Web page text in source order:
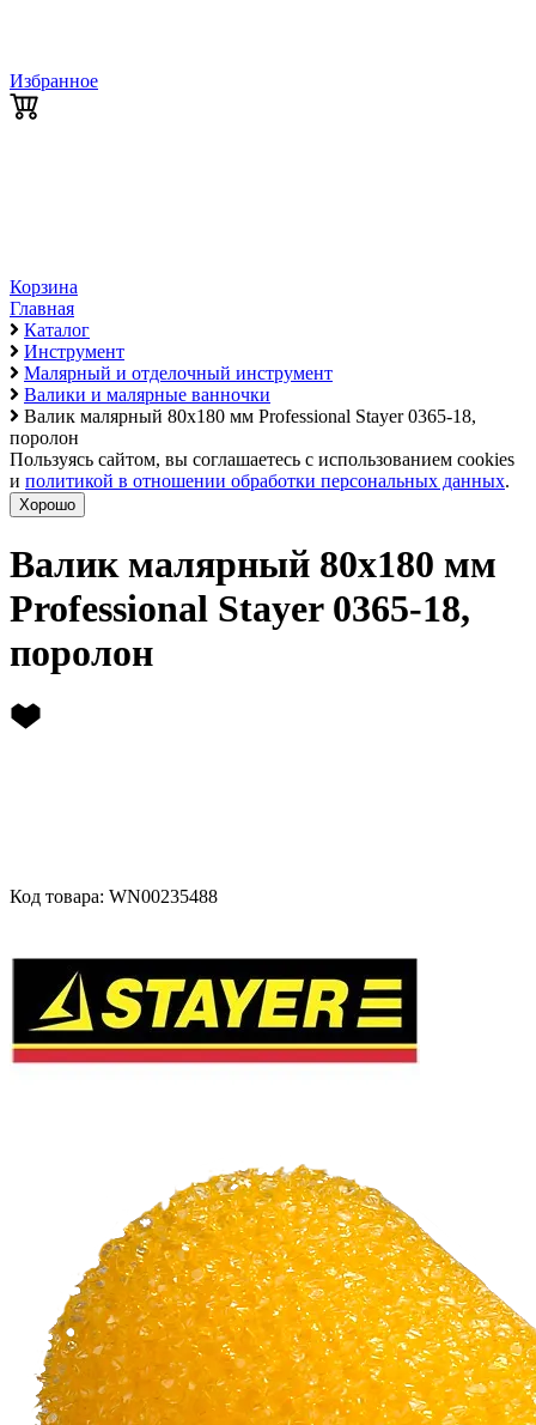
Избранное
Корзина
Главная
Каталог
Инструмент
Малярный и отделочный инструмент
Валики и малярные ванночки
Валик малярный 80х180 мм Professional Stayer 0365-18,
поролон
Пользуясь сайтом, вы соглашаетесь с использованием cookies
и политикой в отношении обработки персональных данных.
Хорошо
Валик малярный 80х180 мм
Professional Stayer 0365-18,
поролон
Код товара: WN00235488